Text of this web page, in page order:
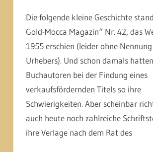
Die folgende kleine Geschichte
Gold-Mocca Magazin“ Nr. 42, das
1955 erschien (leider ohne
Urhebers). Und schon damals hatten
Buchautoren bei der Findung eines
verkaufsfördernden Titels so ihre
Schwierigkeiten. Aber scheinbar
auch heute noch zahlreiche
ihre Verlage nach dem Rat des